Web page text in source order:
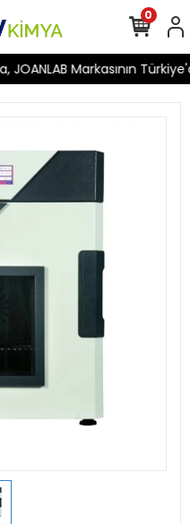
JOANLAB Markasının
0